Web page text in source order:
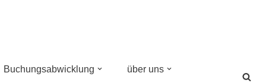
Buchungsabwicklung über uns